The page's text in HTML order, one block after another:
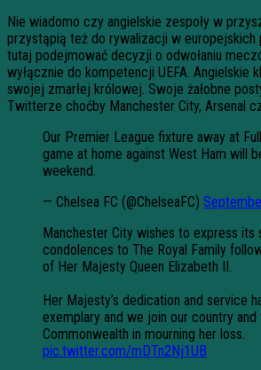
Nie wiadomo czy angielskie zespoły w
przystąpią też do rywalizacji w europejskich
tutaj podejmować decyzji o odwołaniu
wyłącznie do kompetencji UEFA. Angielskie
swojej zmarłej królowej. Swoje żałobne
Twitterze choćby Manchester City, Arsenal
Our Premier League fixture away at
game at home against West Ham will
weekend.
— Chelsea FC (@ChelseaFC)
Manchester City wishes to express its
condolences to The Royal Family
of Her Majesty Queen Elizabeth II.
Her Majesty’s dedication and service
exemplary and we join our country and
Commonwealth in mourning her loss.
pic.twitter.com/mDTn2Nj1UB